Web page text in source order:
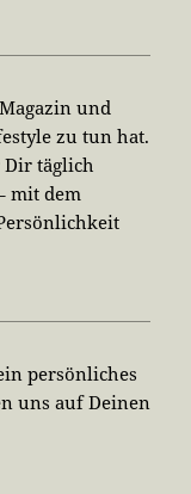
und
zu tun hat.
Dir täglich
mit dem
persönliches
uns auf Deinen